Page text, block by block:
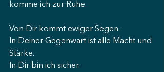
komme ich zur Ruhe.
Von Dir kommt ewiger Segen.
In Deiner Gegenwart ist alle Macht und
Stärke.
In Dir bin ich sicher.